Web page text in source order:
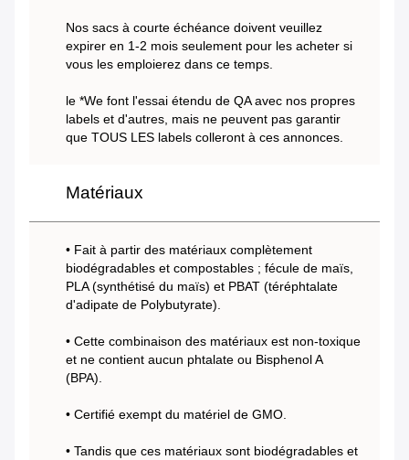
Nos sacs à courte échéance doivent veuillez
expirer en 1-2 mois seulement pour les acheter si
vous les emploierez dans ce temps.
le *We font l'essai étendu de QA avec nos propres
labels et d'autres, mais ne peuvent pas garantir
que TOUS LES labels colleront à ces annonces.
Matériaux
• Fait à partir des matériaux complètement
biodégradables et compostables ; fécule de maïs,
PLA (synthétisé du maïs) et PBAT (téréphtalate
d'adipate de Polybutyrate).
• Cette combinaison des matériaux est non-toxique
et ne contient aucun phtalate ou Bisphenol A
(BPA).
• Certifié exempt du matériel de GMO.
• Tandis que ces matériaux sont biodégradables et